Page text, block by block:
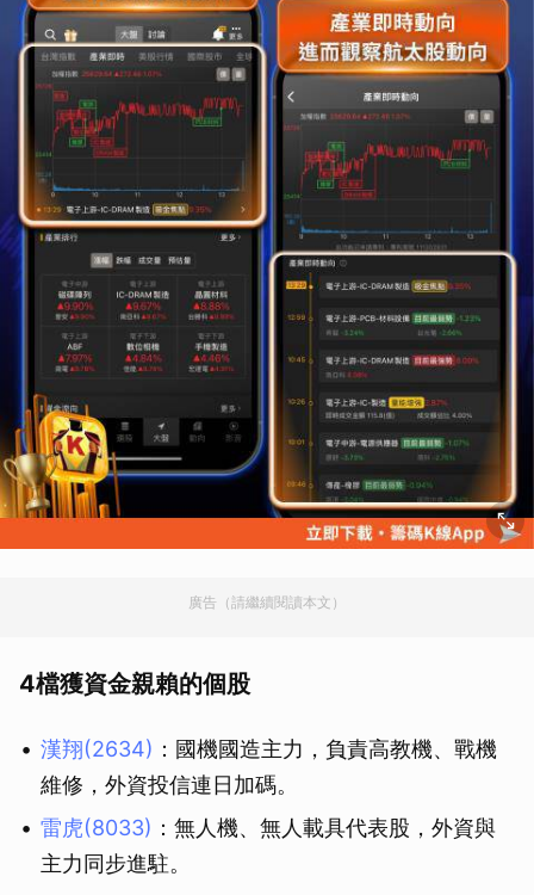
廣告（請繼續閱讀本文）
4檔獲資金親賴的個股
漢翔(2634) ：國機國造主力，負責高教機、戰機
維修，外資投信連日加碼。
雷虎(8033) ：無人機、無人載具代表股，外資與
主力同步進駐。